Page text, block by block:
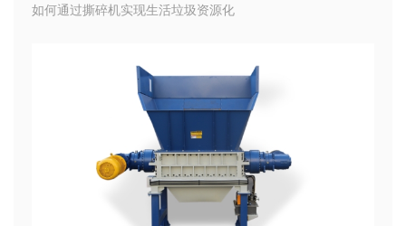
如何通过撕碎机实现生活垃圾资源化